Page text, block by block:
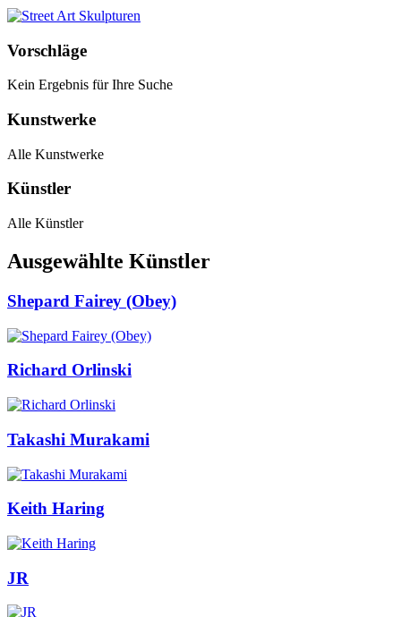
Vorschläge
Kein Ergebnis für Ihre Suche
Kunstwerke
Alle Kunstwerke
Künstler
Alle Künstler
Ausgewählte Künstler
Shepard Fairey (Obey)
Richard Orlinski
Takashi Murakami
Keith Haring
JR